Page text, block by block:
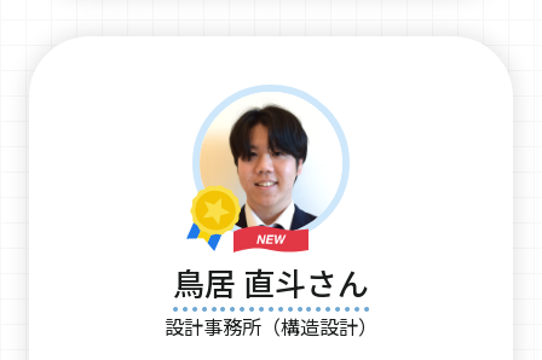
鳥居 直斗さん
設計事務所（構造設計）